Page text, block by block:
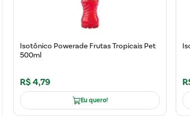
Isotônico Powerade Frutas Tropicais Pet
500ml
R$4,79
Eu quero!